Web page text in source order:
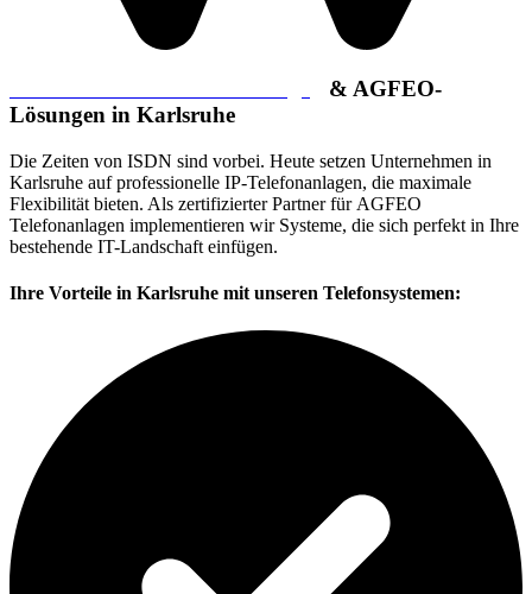
& AGFEO-
Lösungen in Karlsruhe
Die Zeiten von ISDN sind vorbei. Heute setzen Unternehmen in
Karlsruhe aufprofessionelle IP-Telefonanlagen, die maximale
Flexibilität bieten. Als zertifizierter Partner für AGFEO
Telefonanlagen implementieren wir Systeme, die sich perfekt in Ihre
bestehende IT-Landschaft einfügen.
Ihre Vorteile in Karlsruhe mit unseren Telefonsystemen: